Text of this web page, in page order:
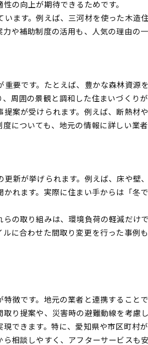
の向上が期待できるためです。
ます。例えば、三河材を使った木造
や補助制度の活用も、人気の理由の一
要です。たとえば、豊かな森林資源
周囲の景観と調和した住まいづくりが
案が受けられます。例えば、断熱材
についても、地元の情報に詳しい業者
新が挙げられます。例えば、床や壁
れます。実際に住まい手からは「冬
の取り組みは、環境負荷の軽減だけ
に合わせた間取り変更を行った事例
徴です。地元の業者と連携すること
り提案や、災害時の避難動線を考慮
できます。特に、愛知県や市区町村
相談しやすく、アフターサービスも